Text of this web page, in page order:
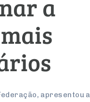
a
apresentou